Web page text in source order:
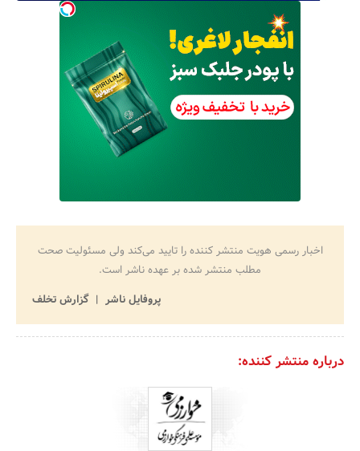
اخبار رسمی هویت منتشر کننده را تایید می‌کند ولی مسئولیت صحت
مطلب منتشر شده بر عهده ناشر است.
پروفایل ناشر
گزارش تخلف
درباره منتشر کننده: